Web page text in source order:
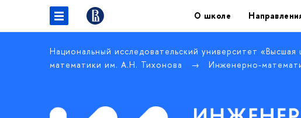
О школе
Национальный исследовательский университет
математики им. А.Н. Тихонова
Инженерно-